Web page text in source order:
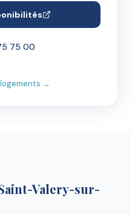
75 00
→
Valery-sur-